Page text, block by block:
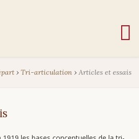
› Tri-articulation › Articles et essais